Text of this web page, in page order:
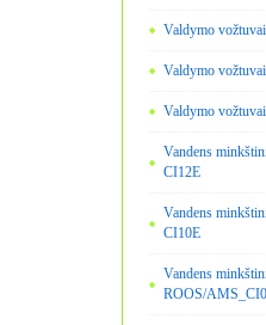
Valdymo
Valdymo
Valdymo
Vandens
CI12E
Vandens
CI10E
Vandens
ROOS/